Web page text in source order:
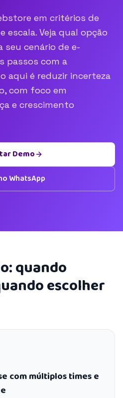
em critérios de
escala. Veja qual opção
seu cenário de e-
passos com a
aqui é reduzir incerteza
com foco em
e crescimento
Demo
WhatsApp
quando
escolher
com múltiplos times e